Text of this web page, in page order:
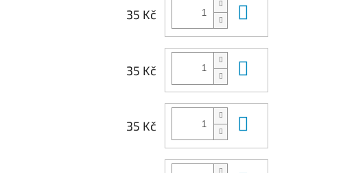
35 Kč
35 Kč
35 Kč